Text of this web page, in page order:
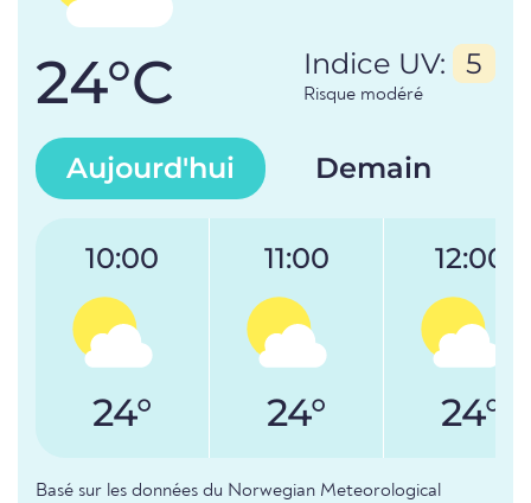
24°C Indice UV: 5
Risque modéré
Aujourd'hui Demain
10:00
24°
11:00
24°
12:00
24°
Basé sur les données du Norwegian Meteorological